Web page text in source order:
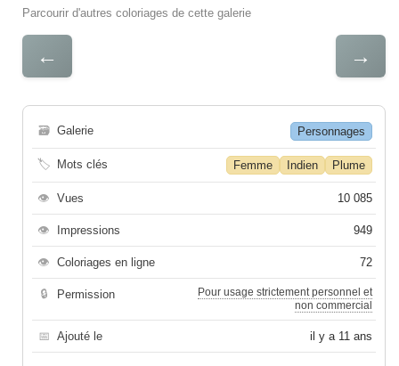
Parcourir d'autres coloriages de cette galerie
← →
🗃 Galerie Personnages
🏷 Mots clés Femme Indien Plume
👁 Vues 10 085
👁 Impressions 949
👁 Coloriages en ligne 72
🔒 Permission
Pour usage strictement personnel et
non commercial
📅 Ajouté le il y a 11 ans